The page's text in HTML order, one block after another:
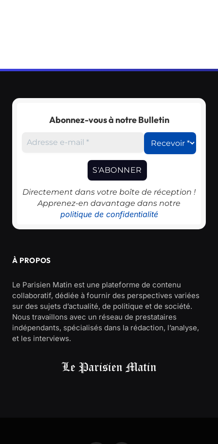
Abonnez-vous à notre Bulletin
Directement dans votre boîte de réception !
Apprenez-en davantage dans notre
politique de confidentialité
À PROPOS
Le Parisien Matin est une plateforme de contenu
collaboratif, dédiée à fournir des perspectives variées
sur des sujets d’actualité, de politique et de société.
Nous travaillons avec un réseau de prestataires
indépendants, spécialisés dans la rédaction, l’analyse,
et les interviews.